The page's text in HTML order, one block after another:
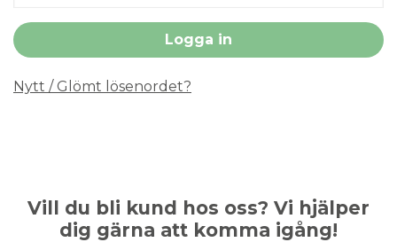
Nytt / Glömt lösenordet?
Vill du bli kund hos oss? Vi hjälper
dig gärna att komma igång!